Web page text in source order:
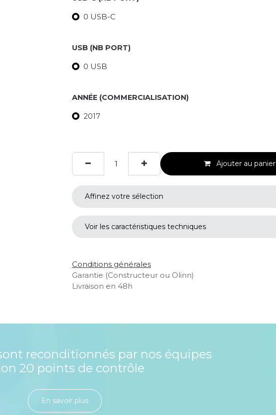
0 USB-C
USB (NB PORT)
0 USB
ANNÉE (COMMERCIALISATION)
2017
Ajouter au panier
Affinez votre sélection
Voir les caractéristiques techniques
Conditions générales
Garantie (Constructeur ou Olinn)
Livraison en 48h
reconditionnés par nos équipes
20 points de contrôle
En savoir plu​​​​​​​​​​​​​​​​s